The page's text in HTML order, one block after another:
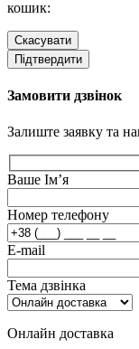
кошик:
Скасувати
Підтвердити
Замовити дзвінок
Залиште заявку та
Ваше Ім’я
Номер телефону
E-mail
Тема дзвінка
Онлайн доставка